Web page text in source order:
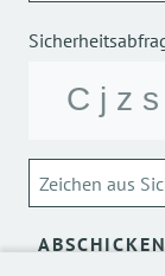
ABSCHICKEN